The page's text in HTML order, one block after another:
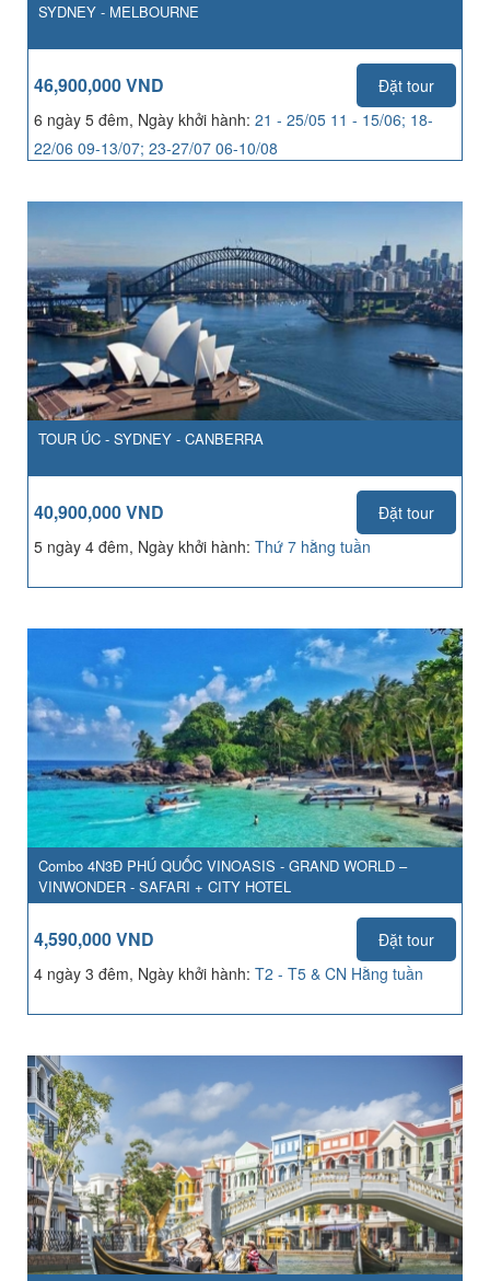
SYDNEY - MELBOURNE
46,900,000 VND
Đặt tour
6 ngày 5 đêm, Ngày khởi hành: 21 - 25/05 11 - 15/06; 18-
22/06 09-13/07; 23-27/07 06-10/08
TOUR ÚC - SYDNEY - CANBERRA
40,900,000 VND
Đặt tour
5 ngày 4 đêm, Ngày khởi hành: Thứ 7 hằng tuần
Combo 4N3Đ PHÚ QUỐC VINOASIS - GRAND WORLD –
VINWONDER - SAFARI + CITY HOTEL
4,590,000 VND
Đặt tour
4 ngày 3 đêm, Ngày khởi hành: T2 - T5 & CN Hằng tuần